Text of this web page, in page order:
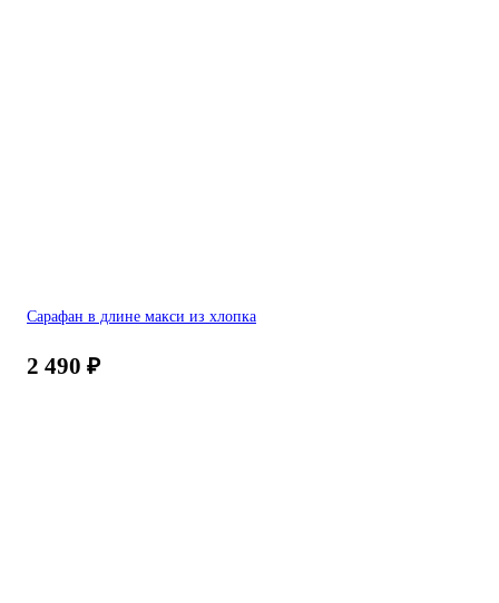
Сарафан в длине макси из хлопка
2 490 ₽